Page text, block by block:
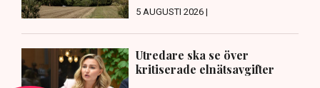
5 AUGUSTI 2026 |
Utredare ska se över
kritiserade elnätsavgifter